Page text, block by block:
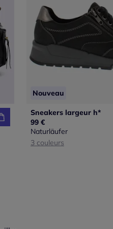
Nouveau
Sneakers largeur h*
99 €
Naturläufer
3 couleurs